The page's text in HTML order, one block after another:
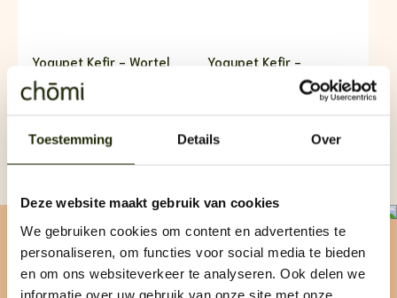
Toestemming Details Over
Deze website maakt gebruik van cookies
We gebruiken cookies om content en advertenties te
personaliseren, om functies voor social media te bieden
en om ons websiteverkeer te analyseren. Ook delen we
informatie over uw gebruik van onze site met onze
Yogupet Kefir - Wortel
en Peer
Op voorraad
Bekijkproduct
Yogupet Kefir -
Cranberry en Broccoli
Scoor nu 10%